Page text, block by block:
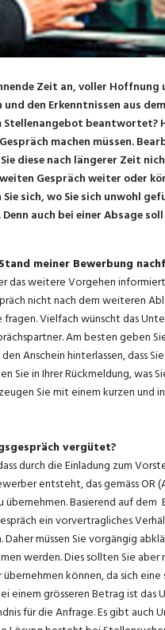
Zeit an, voller Hoffnung
den Erkenntnissen aus
Stellenangebot beantwortet?
machen müssen.
diese nach längerer Zeit
Gespräch weiter oder
sich, wo Sie sich unwohl
auch bei einer Absage
meiner Bewerbung
das weitere Vorgehen
nicht nach dem weiteren
Vielfach wünscht das
Am besten geben
Anschein hinterlassen, dass
Sie in Ihrer Rückmeldung, was
Sie mit einem kurzen und
vergütet?
durch die Einladung zum
entsteht, das gemäss OR
Basierend auf
ein vorvertragliches
müssen Sie vorgängig
werden. Dies sollten Sie
können, da sich
einem grösseren Betrag ist
für die Anfrage. Es gibt auch